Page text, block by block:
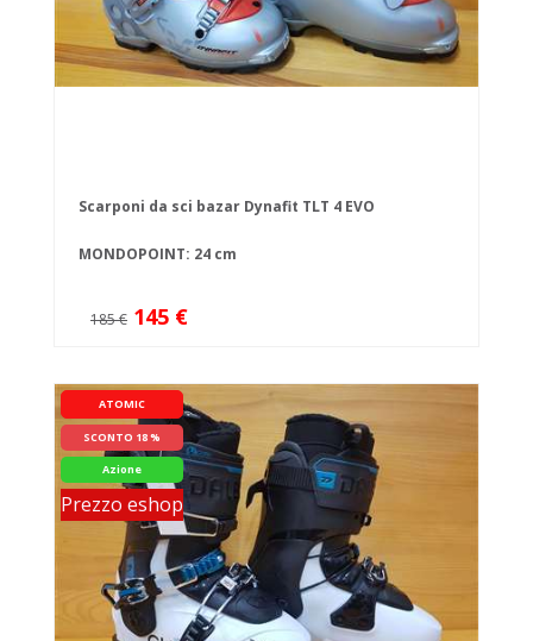
Scarponi da sci bazar Dynafit TLT 4 EVO
MONDOPOINT: 24 cm
185 € 145 €
ATOMIC
SCONTO 18 %
Azione
Prezzo eshop